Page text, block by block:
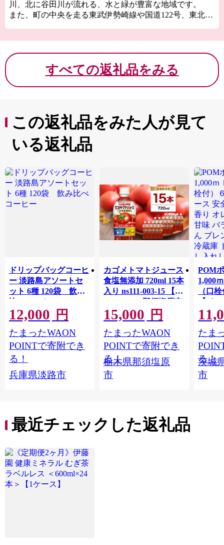
川、北に谷田川が流れる、水と緑が豊富な地域です。
また、町の中央を走る東武伊勢崎線や国道122号、東北自
すべての返礼品をみる
この返礼品をみた人が見て
いる返礼品
ドリップバッグコーヒ
ー 淡路島アソートセ
ット 6種 120袋 飲み
比べ コーヒー
12,000 円
たまったWAON
POINTで寄附でき
る！
兵庫県淡路市
カゴメトマトジュース
食塩無添加 720ml 15本
入り ns111-003-15 【
KAGOME 那須塩原市
ギフト トマト 野菜 ジ
ュース 飲料 ドリンク
健康 GABA 血圧 コレ
ステロール】
15,000 円
たまったWAON
POINTで寄附でき
る！
栃木県那須塩原
市
POM
1,000
（口
【ジ
Ｍ 爽
ジ 果
ンス
ンド
庫 ド
入れし
アタイ
たま
る！
茨城
市
最近チェックした返礼品